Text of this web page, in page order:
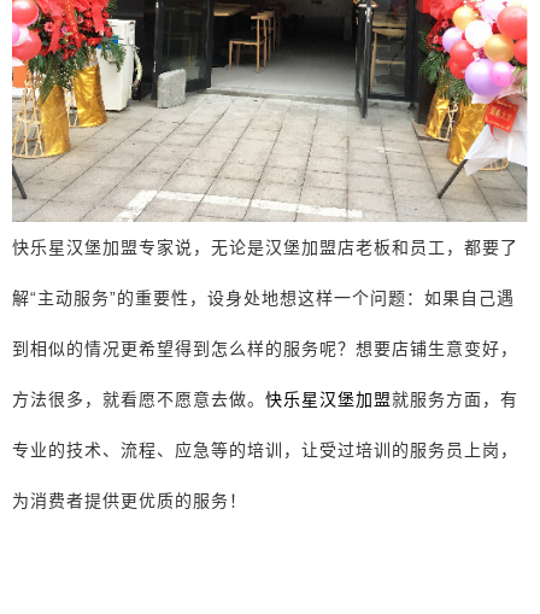
快乐星汉堡加盟专家说，无论是汉堡加盟店老板和员工，都要了
解“主动服务”的重要性，设身处地想这样一个问题：如果自己遇
到相似的情况更希望得到怎么样的服务呢？想要店铺生意变好，
方法很多，就看愿不愿意去做。 快乐星汉堡加盟就服务方面，有
专业的技术、流程、应急等的培训，让受过培训的服务员上岗，
为消费者提供更优质的服务！